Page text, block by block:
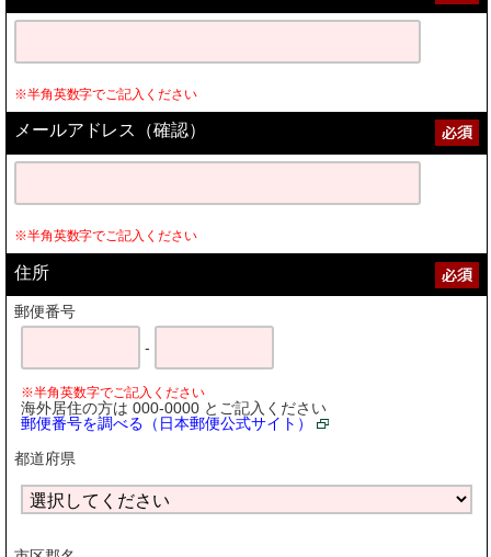
※半角英数字でご記入ください
メールアドレス（確認）
※半角英数字でご記入ください
住所
郵便番号
-
※半角英数字でご記入ください
海外居住の方は 000-0000 とご記入ください
郵便番号を調べる（日本郵便公式サイト）
都道府県